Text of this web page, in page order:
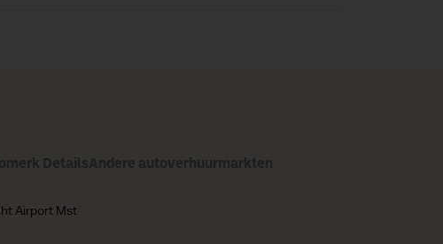
Airport Mst